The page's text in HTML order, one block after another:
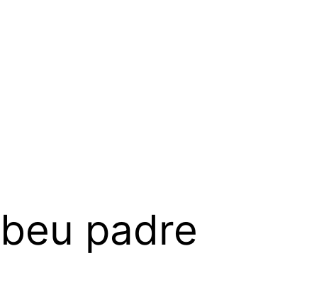
padre